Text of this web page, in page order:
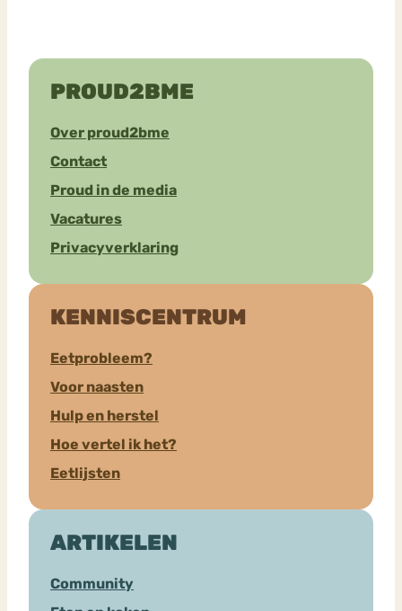
PROUD2BME
Over proud2bme
Contact
Proud in de media
Vacatures
Privacyverklaring
KENNISCENTRUM
Eetprobleem?
Voor naasten
Hulp en herstel
Hoe vertel ik het?
Eetlijsten
ARTIKELEN
Community